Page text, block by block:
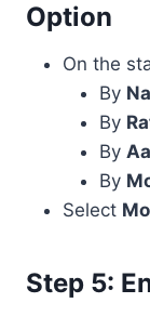
Option
On the
By
By
By
By
Select
Step 5: